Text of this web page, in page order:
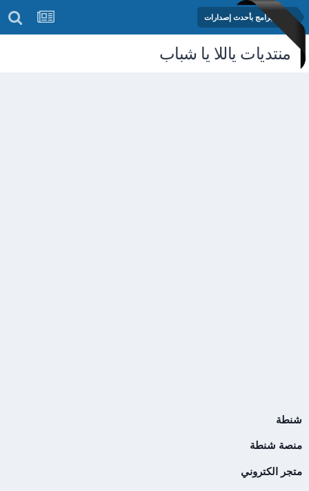
مكتبة البرامج بأحدث إصدارات
منتديات ياللا يا شباب
شنطة
منصة شنطة
متجر الكتروني